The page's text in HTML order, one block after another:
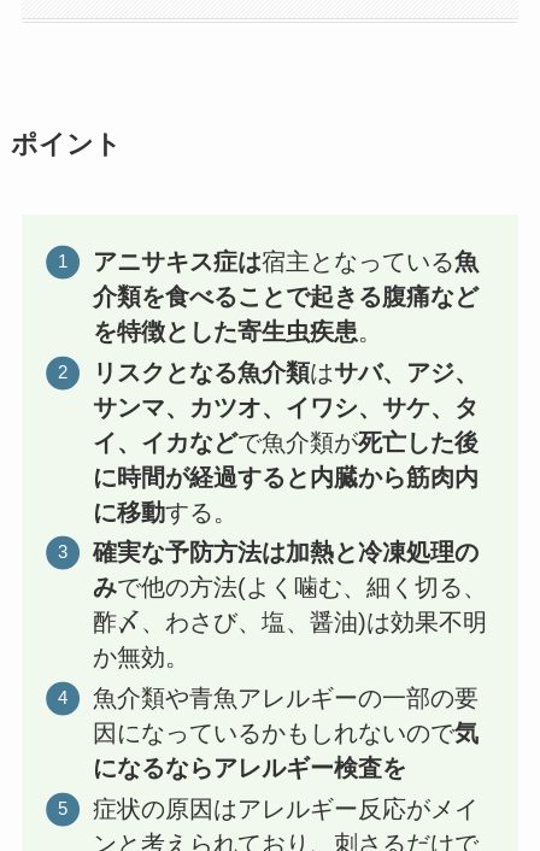
ポイント
アニサキス症は宿主となっている魚
介類を食べることで起きる腹痛など
を特徴とした寄生虫疾患。
リスクとなる魚介類はサバ、アジ、
サンマ、カツオ、イワシ、サケ、タ
イ、イカなどで魚介類が死亡した後
に時間が経過すると内臓から筋肉内
に移動する。
確実な予防方法は加熱と冷凍処理の
みで他の方法(よく噛む、細く切る、
酢〆、わさび、塩、醤油)は効果不明
か無効。
魚介類や青魚アレルギーの一部の要
因になっているかもしれないので気
になるならアレルギー検査を
症状の原因はアレルギー反応がメイ
ンと考えられており、刺さるだけで